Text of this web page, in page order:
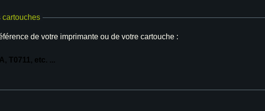
cartouches
de votre imprimante ou de votre cartouche :